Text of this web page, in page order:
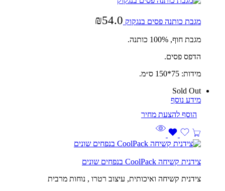
מגבת כותנה פסים בנגקוק ₪54.0
מגבת חוף, 100% כותנה.
הדפס פסים.
מידות: 75*150 ס״מ.
Sold Out
מידע נוסף
צידנית קשיחה CoolPack בנפחים שונים
צידנית קשיחה ואיכותית, עיצוב רטרו , נוחות מרבית